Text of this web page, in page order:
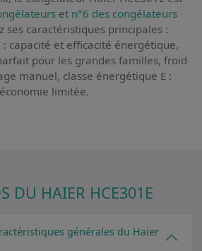
et n°6 des congélateurs
ses caractéristiques principales :
capacité et efficacité énergétique,
pour les grandes familles, froid
manuel, classe énergétique E :
économie limitée.
DU HAIER HCE301E
générales du Haier